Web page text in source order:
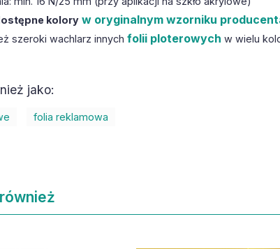
kolory w oryginalnym wzorniku
szeroki wachlarz innych folii ploterowych w wielu
jako:
folia reklamowa